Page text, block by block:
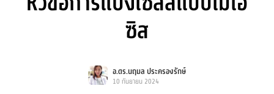
ซิส
อ.ดร.นฤมล ประครองรักษ์
10 กันยายน 2024